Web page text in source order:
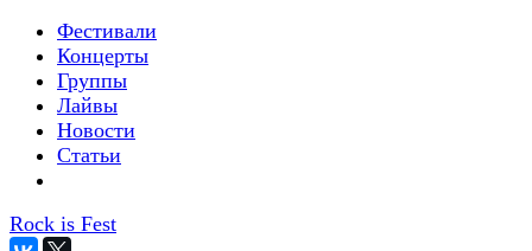
Фестивали
Концерты
Группы
Лайвы
Новости
Статьи
Rock is Fest